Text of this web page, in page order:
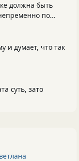
должна быть
по...
и думает, что так
суть, зато